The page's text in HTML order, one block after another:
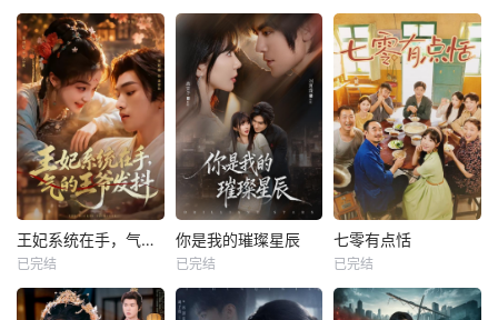
王妃系统在手，气的王爷发抖
已完结
你是我的璀璨星辰
已完结
七零有点恬
已完结